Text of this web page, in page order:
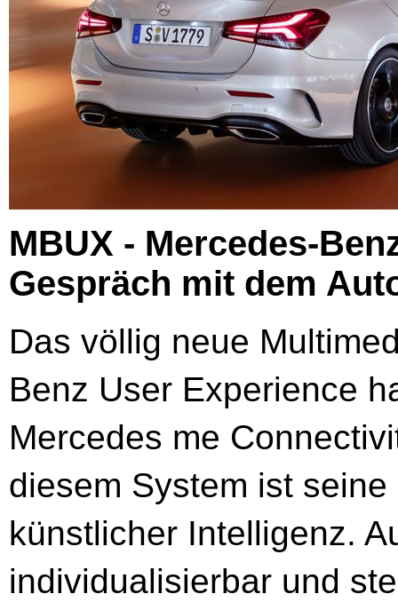
MBUX - Mercedes-
Gespräch mit dem
Das völlig neue
Benz User Experience
Mercedes me
diesem System ist
künstlicher Intelligenz.
individualisierbar und